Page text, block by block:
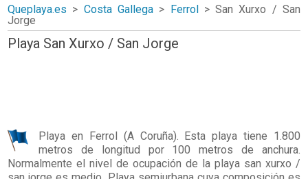
Queplaya.es > Costa Gallega > Ferrol>San Xurxo / San
Jorge
Playa San Xurxo / San Jorge
Playa en Ferrol (A Coruña). Esta playa tiene 1.800
metros de longitud por 100 metros de anchura.
Normalmente el nivel de ocupación de la playa san xurxo /